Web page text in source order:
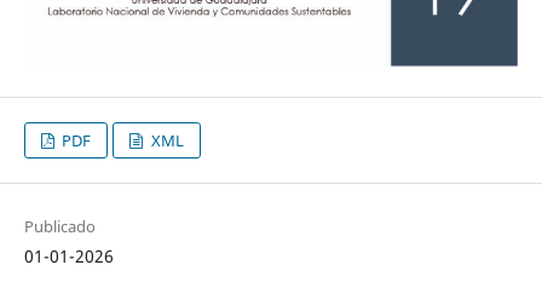
PDF XML
Publicado
01-01-2026